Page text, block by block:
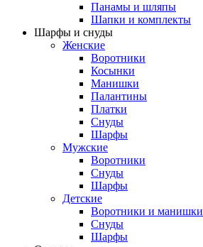
Панамы и шляпы
Шапки и комплекты
Шарфы и снуды
Женские
Воротники
Косынки
Манишки
Палантины
Платки
Снуды
Шарфы
Мужские
Воротники
Снуды
Шарфы
Детские
Воротники и манишки
Снуды
Шарфы